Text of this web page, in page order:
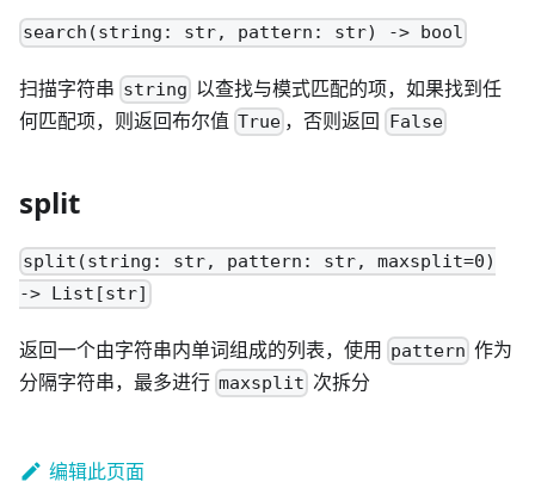
search(string: str, pattern: str) -> bool
扫描字符串 string 以查找与模式匹配的项，如果找到任
何匹配项，则返回布尔值 True ，否则返回 False
split
split(string: str, pattern: str, maxsplit=0)
-> List[str]
返回一个由字符串内单词组成的列表，使用 pattern 作为
分隔字符串，最多进行 maxsplit 次拆分
编辑此页面